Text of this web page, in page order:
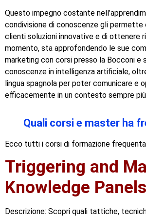
Questo impegno costante
condivisione di conoscenze gli permette
clienti soluzioni innovative e di ottenere
momento, sta approfondendo le sue
marketing con corsi presso la Bocconi e
conoscenze in intelligenza artificiale,
lingua spagnola per poter comunicare e
efficacemente in un contesto sempre
Quali corsi e master ha
Ecco tutti i corsi di formazione
Triggering and
Knowledge
Descrizione: Scopri quali tattiche,